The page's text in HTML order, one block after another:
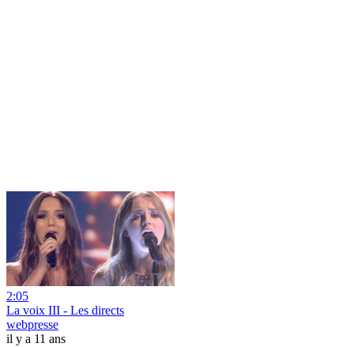
2:05
La voix III - Les directs
webpresse
il y a 11 ans